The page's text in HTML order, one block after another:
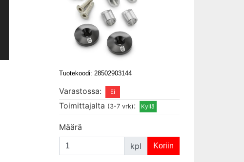
Tuotekoodi: 28502903144
Varastossa:
Toimittajalta (3-7 vrk):
Määrä
kpl